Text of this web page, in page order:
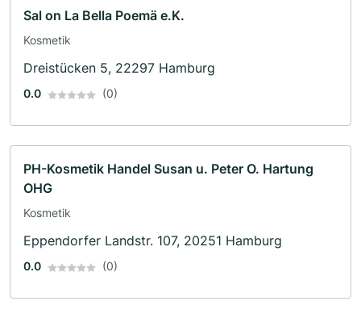
Sal on La Bella Poemä e.K.
Kosmetik
Dreistücken 5, 22297 Hamburg
0.0 (0)
PH-Kosmetik Handel Susan u. Peter O. Hartung
OHG
Kosmetik
Eppendorfer Landstr. 107, 20251 Hamburg
0.0 (0)